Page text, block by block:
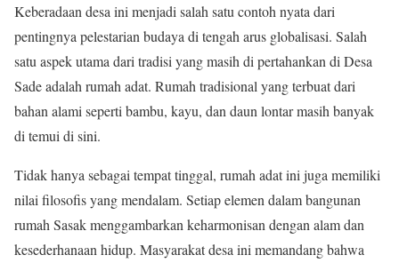
Keberadaan desa ini menjadi salah satu contoh nyata dari
pentingnya pelestarian budaya di tengah arus globalisasi. Salah
satu aspek utama dari tradisi yang masih di pertahankan di Desa
Sade adalah rumah adat. Rumah tradisional yang terbuat dari
bahan alami seperti bambu, kayu, dan daun lontar masih banyak
di temui di sini.
Tidak hanya sebagai tempat tinggal, rumah adat ini juga memiliki
nilai filosofis yang mendalam. Setiap elemen dalam bangunan
rumah Sasak menggambarkan keharmonisan dengan alam dan
kesederhanaan hidup. Masyarakat desa ini memandang bahwa